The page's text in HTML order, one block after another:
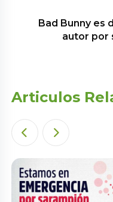
Bad Bunny es
autor por
Articulos